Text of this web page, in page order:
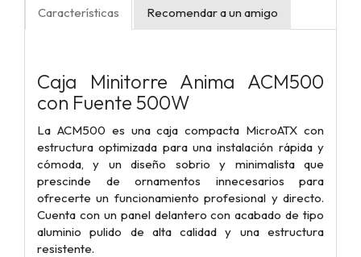
Características Recomendar a un amigo
Caja Minitorre Anima ACM500
con Fuente 500W
La ACM500 es una caja compacta MicroATX con
estructura optimizada para una instalación rápida y
cómoda, y un diseño sobrio y minimalista que
prescinde de ornamentos innecesarios para
ofrecerte un funcionamiento profesional y directo.
Cuenta con un panel delantero con acabado de tipo
aluminio pulido de alta calidad y una estructura
resistente.